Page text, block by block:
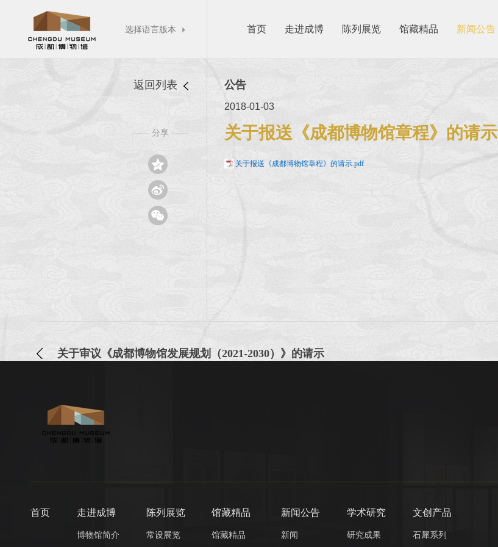
选择语言版本  首页 走进成博 陈列展览 馆藏精品 新闻公告
返回列表
—— 分享 ——



公告
2018-01-03
关于报送《成都博物馆章程》的请示
关于报送《成都博物馆章程》的请示.pdf
关于审议《成都博物馆发展规划（2021-2030）》的请示
首页 走进成博
博物馆简介
陈列展览
常设展览
馆藏精品
馆藏精品
新闻公告
新闻
学术研究
研究成果
文创产品
石犀系列